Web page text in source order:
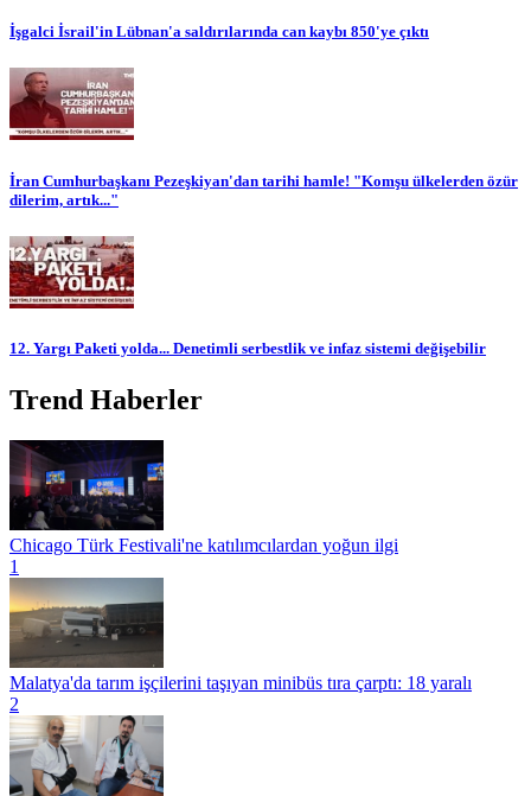
İşgalci İsrail'in Lübnan'a saldırılarında can kaybı 850'ye çıktı
İran Cumhurbaşkanı Pezeşkiyan'dan tarihi hamle! "Komşu ülkelerden özür
dilerim, artık..."
12. Yargı Paketi yolda... Denetimli serbestlik ve infaz sistemi değişebilir
Trend Haberler
Chicago Türk Festivali'ne katılımcılardan yoğun ilgi
1
Malatya'da tarım işçilerini taşıyan minibüs tıra çarptı: 18 yaralı
2